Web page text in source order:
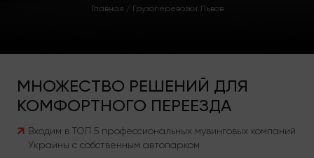
Главная / Грузоперевозки Львов
МНОЖЕСТВО РЕШЕНИЙ ДЛЯ
КОМФОРТНОГО ПЕРЕЕЗДА
Входим в ТОП 5 профессиональных мувинговых компаний
Украины с собственным автопарком